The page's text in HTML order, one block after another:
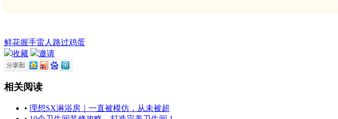
鲜花握手雷人 路过鸡蛋
收藏
邀请
相关阅读
• 理想SX淋浴房｜一直被模仿，从未被超